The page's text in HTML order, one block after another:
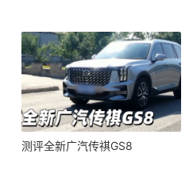
测评全新广汽传祺GS8